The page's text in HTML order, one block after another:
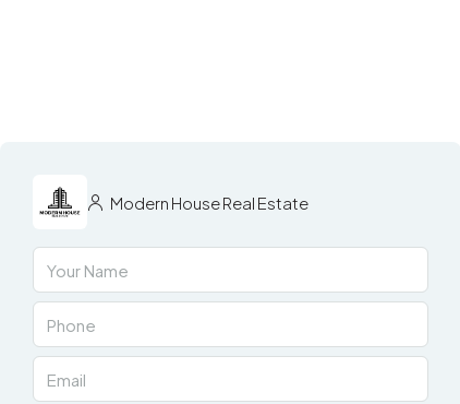
Modern House Real Estate